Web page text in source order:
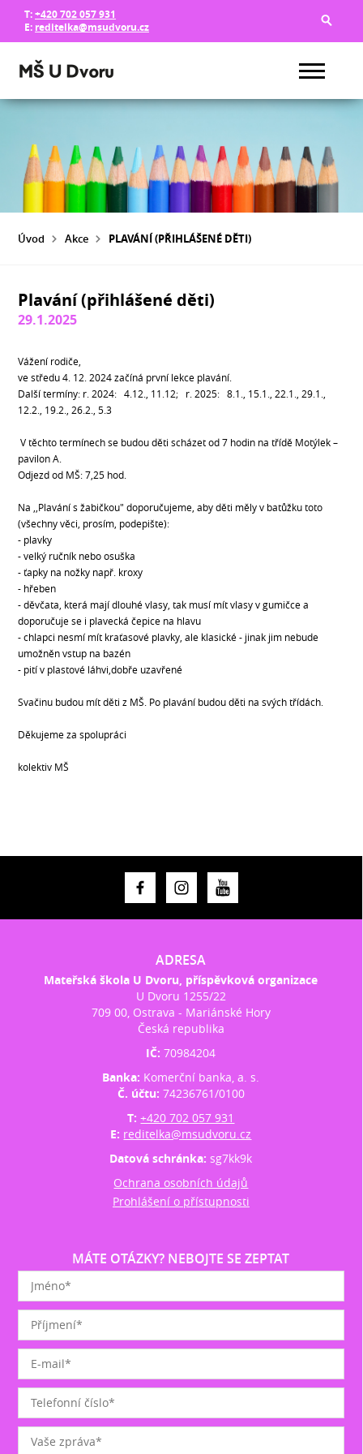
T:+420 702 057 931
E: reditelka@msudvoru.cz
Úvod Akce PLAVÁNÍ (PŘIHLÁŠENÉ DĚTI)
Plavání (přihlášené děti)
29.1.2025
Vážení rodiče,
ve středu 4. 12. 2024 začíná první lekce plavání.
Další termíny: r. 2024: 4.12., 11.12; r. 2025: 8.1., 15.1., 22.1., 29.1.,
12.2., 19.2., 26.2., 5.3
V těchto termínech se budou děti scházet od 7 hodin na třídě Motýlek –
pavilon A.
Odjezd od MŠ: 7,25 hod.
Na ,,Plavání s žabičkou" doporučujeme, aby děti měly v batůžku toto
(všechny věci, prosím, podepište):
- plavky
- velký ručník nebo osuška
- ťapky na nožky např. kroxy
- hřeben
- děvčata, která mají dlouhé vlasy, tak musí mít vlasy v gumičce a
doporučuje se i plavecká čepice na hlavu
- chlapci nesmí mít kraťasové plavky, ale klasické - jinak jim nebude
umožněn vstup na bazén
- pití v plastové láhvi,dobře uzavřené
Svačinu budou mít děti z MŠ. Po plavání budou děti na svých třídách.
Děkujeme za spolupráci
kolektiv MŠ
ADRESA
Mateřská škola U Dvoru, příspěvková organizace
U Dvoru 1255/22
709 00, Ostrava - Mariánské Hory
Česká republika
IČ:70984204
Banka: Komerční banka, a. s.
Č. účtu: 74236761/0100
T:+420 702 057 931
E: reditelka@msudvoru.cz
Datová schránka:sg7kk9k
Ochrana osobních údajů
Prohlášení o přístupnosti
MÁTE OTÁZKY? NEBOJTE SE ZEPTAT